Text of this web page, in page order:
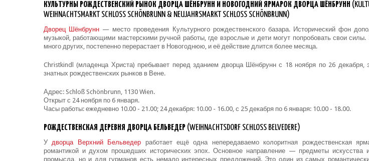
КУЛЬТУРНЫ РОЖДЕСТВЕНСКИЙ РЫНОК ДВОРЦА ШЁНБРУНН И НОВОГОДНИЙ ЯРМАРОК ДВОРЦА ШЁНБРУНН
WEIHNACHTSMARKT SCHLOSS SCHÖNBRUNN & NEUJAHRSMARKT SCHLOSS SCHÖNBRUNN)
Дворец Шёнбрунн — место проведения Культурного рождественского базара. Исторический фон
музыкой, работающими мастерскими ручной работы, где взрослые и дети могут попробовать свои силы.
много других, постепенно перерастает в Новогоднюю, и её действие длится более месяца.
Christkindl (младенца Христа) пребывает перед зданием дворца Шёнбрунн с 18 ноября по 26 декабря,
знатных рождественских рынков в Вене.
Адрес: Schloß Schönbrunn, 1130 Wien.
Открыт с 24 ноября по 6 января.
Часы работы: ежедневно 10.00 - 21.00; 24 декабря: 10.00 - 16.00, с 25 декабря по 6 января: 10.00 - 18.00.
РОЖДЕСТВЕНСКАЯ ДЕРЕВНЯ ДВОРЦА БЕЛЬВЕДЕР (WEIHNACHTSDORF SCHLOSS BELVEDERE)
Удворца Верхний Бельведер работает ещё одна непередаваемо колоритная рождественская
романтикой и духом прошедших исторических эпох. Основное направление — предметы искусства
промысла, но и для гурманов есть немало интересных предложений. Это один из самых